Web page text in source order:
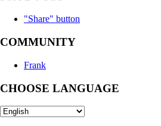
"Share" button
COMMUNITY
Frank
CHOOSE LANGUAGE